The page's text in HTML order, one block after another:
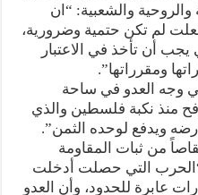
والشعبية: “ان
لم تكن حتمية وضرورية،
يجب أن تأخذ في الاعتبار
ومقرراتها”.
وجه العدو في ساحة
منذ نكبة فلسطين والذي
ويدفع لوحده الثمن”.
من ثبات المقاومة
“الحرب التي حصلت أدخلت
عابرة للحدود، وأن العدو